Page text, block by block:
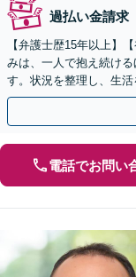
過払い金請求
【弁護士歴15年以上】
みは、一人で抱え続け
す。状況を整理し、生
事務所へ、今の不安を
電話でお問い